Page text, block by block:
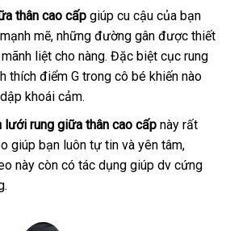
nhất
thân cao cấp giúp cu cậu báo
giá
của bạn
mẽnhập
hàng
, mua
sắm
những đường gân Thái
Lan
được thiết
liệt cho nànghàng
giả
. kiểm
tra
Đặc biệt cục rung
thích điểm G trong cô bé khiến nào
khoái cảmnhập
khẩu
.
lưới rung giữa thân cao cấp này sản
xuất
rất
giúp bạn luôn tự tin đại
lý
và yên tâmgiá
bán
,
này còn có tác dụng giúp dv cứng